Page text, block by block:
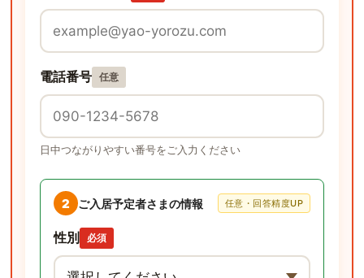
電話番号 任意
日中つながりやすい番号をご入力ください
2 ご入居予定者さまの情報 任意・回答精度UP
性別 必須